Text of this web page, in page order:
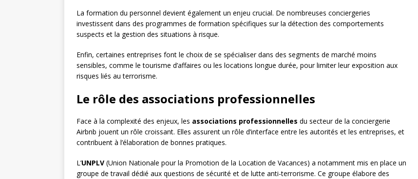
La formation du personnel devient également un enjeu crucial. De nombreuses conciergeries
investissent dans des programmes de formation spécifiques sur la détection des comportements
suspects et la gestion des situations à risque.
Enfin, certaines entreprises font le choix de se spécialiser dans des segments de marché moins
sensibles, comme le tourisme d’affaires ou les locations longue durée, pour limiter leur exposition aux
risques liés au terrorisme.
Le rôle des associations professionnelles
Face à la complexité des enjeux, les associations professionnelles du secteur de la conciergerie
Airbnb jouent un rôle croissant. Elles assurent un rôle d’interface entre les autorités et les entreprises, et
contribuent à l’élaboration de bonnes pratiques.
L’UNPLV (Union Nationale pour la Promotion de la Location de Vacances) a notamment mis en place un
groupe de travail dédié aux questions de sécurité et de lutte anti-terrorisme. Ce groupe élabore des